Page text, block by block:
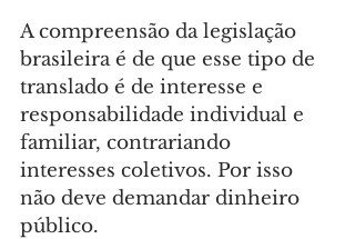
A compreensão da legislação
brasileira é de que esse tipo de
translado é de interesse e
responsabilidade individual e
familiar, contrariando
interesses coletivos. Por isso
não deve demandar dinheiro
público.